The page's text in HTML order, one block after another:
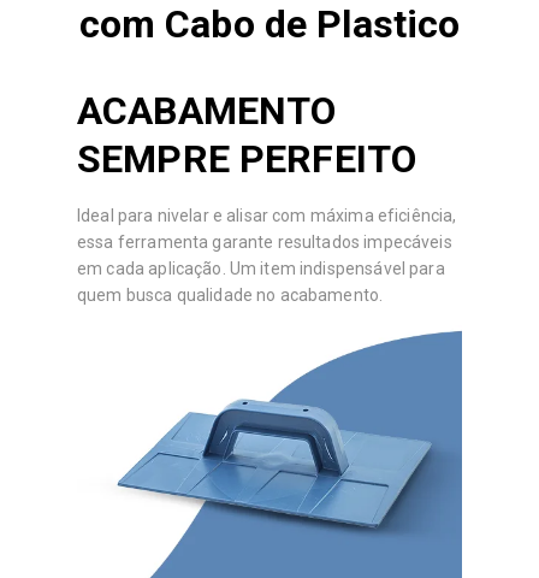
com Cabo de Plastico
ACABAMENTO
SEMPRE PERFEITO
Ideal para nivelar e alisar com máxima eficiência,
essa ferramenta garante resultados impecáveis
em cada aplicação. Um item indispensável para
quem busca qualidade no acabamento.